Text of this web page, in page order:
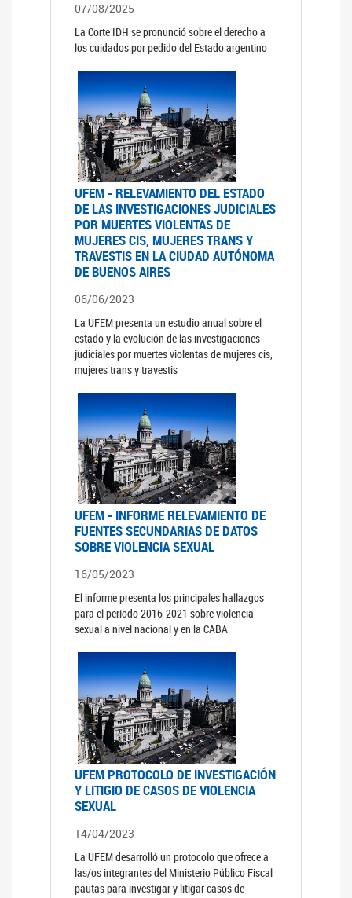
07/08/2025
La Corte IDH se pronunció sobre el derecho a
los cuidados por pedido del Estado argentino
UFEM - RELEVAMIENTO DEL ESTADO
DE LAS INVESTIGACIONES JUDICIALES
POR MUERTES VIOLENTAS DE
MUJERES CIS, MUJERES TRANS Y
TRAVESTIS EN LA CIUDAD AUTÓNOMA
DE BUENOS AIRES
06/06/2023
La UFEM presenta un estudio anual sobre el
estado y la evolución de las investigaciones
judiciales por muertes violentas de mujeres cis,
mujeres trans y travestis
UFEM - INFORME RELEVAMIENTO DE
FUENTES SECUNDARIAS DE DATOS
SOBRE VIOLENCIA SEXUAL
16/05/2023
El informe presenta los principales hallazgos
para el período 2016-2021 sobre violencia
sexual a nivel nacional y en la CABA
UFEM PROTOCOLO DE INVESTIGACIÓN
Y LITIGIO DE CASOS DE VIOLENCIA
SEXUAL
14/04/2023
La UFEM desarrolló un protocolo que ofrece a
las/os integrantes del Ministerio Público Fiscal
pautas para investigar y litigar casos de